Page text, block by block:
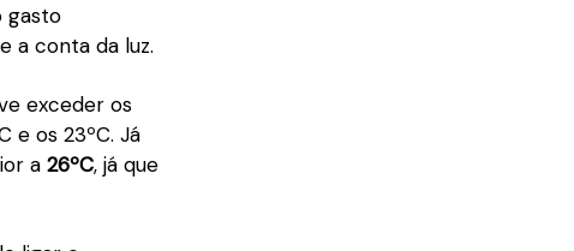
gasto
a conta da luz.
exceder os
e os 23ºC. Já
a 26ºC, já que